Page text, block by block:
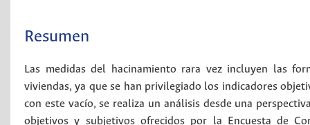
Resumen
Las medidas del hacinamiento rara vez incluyen las
viviendas, ya que se han privilegiado los indicadores
con este vacío, se realiza un análisis desde una
objetivos y subjetivos ofrecidos por la Encuesta de